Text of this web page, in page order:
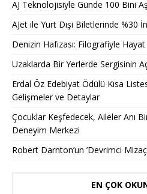
AJ Teknolojisiyle Günde 100 Bini
AJet ile Yurt Dışı Biletlerinde %30
Denizin Hafızası: Filografiyle
Uzaklarda Bir Yerlerde Sergisinin
Erdal Öz Edebiyat Ödülü Kısa
Gelişmeler ve Detaylar
Çocuklar Keşfedecek, Aileler Anı
Deneyim Merkezi
Robert Darnton’un ’Devrimci
EN ÇOK